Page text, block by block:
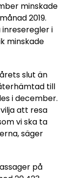
minskade
2019.
i
minskade
slut än
till
i december.
att resa
vi ska ta
säger
på